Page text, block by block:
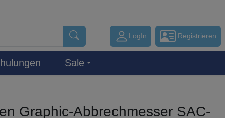
LogIn Registrieren
Sale
Graphic-Abbrechmesser SAC-